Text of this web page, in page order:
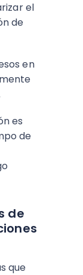
el
de
en
es
de
de
que